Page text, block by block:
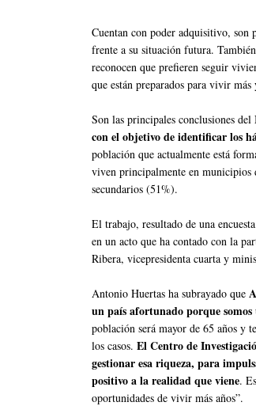
Cuentan con poder adquisitivo, son
frente a su situación futura.
reconocen que prefieren seguir
que están preparados para vivir más
Son las principales conclusiones del
con el objetivo de identificar los
población que actualmente está
viven principalmente en municipios
secundarios (51%).
El trabajo, resultado de una
en un acto que ha contado con la
Ribera, vicepresidenta cuarta y
Antonio Huertas ha subrayado que
un país afortunado porque
población será mayor de 65 años y
los casos. El Centro de
gestionar esa riqueza, para
positivo a la realidad que viene.
oportunidades de vivir más años”.